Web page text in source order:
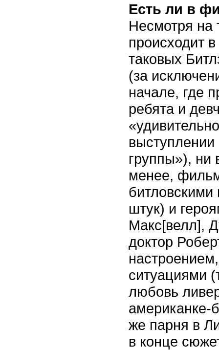
Есть ли в
Несмотря на
происходит
таковых
(за
начале, где
ребята и
выступлении
группы»), ни
менее,
битловскими
штук) и
Макс[велл],
доктор
ситуациями
любовь
американке-
же парня в
в конце